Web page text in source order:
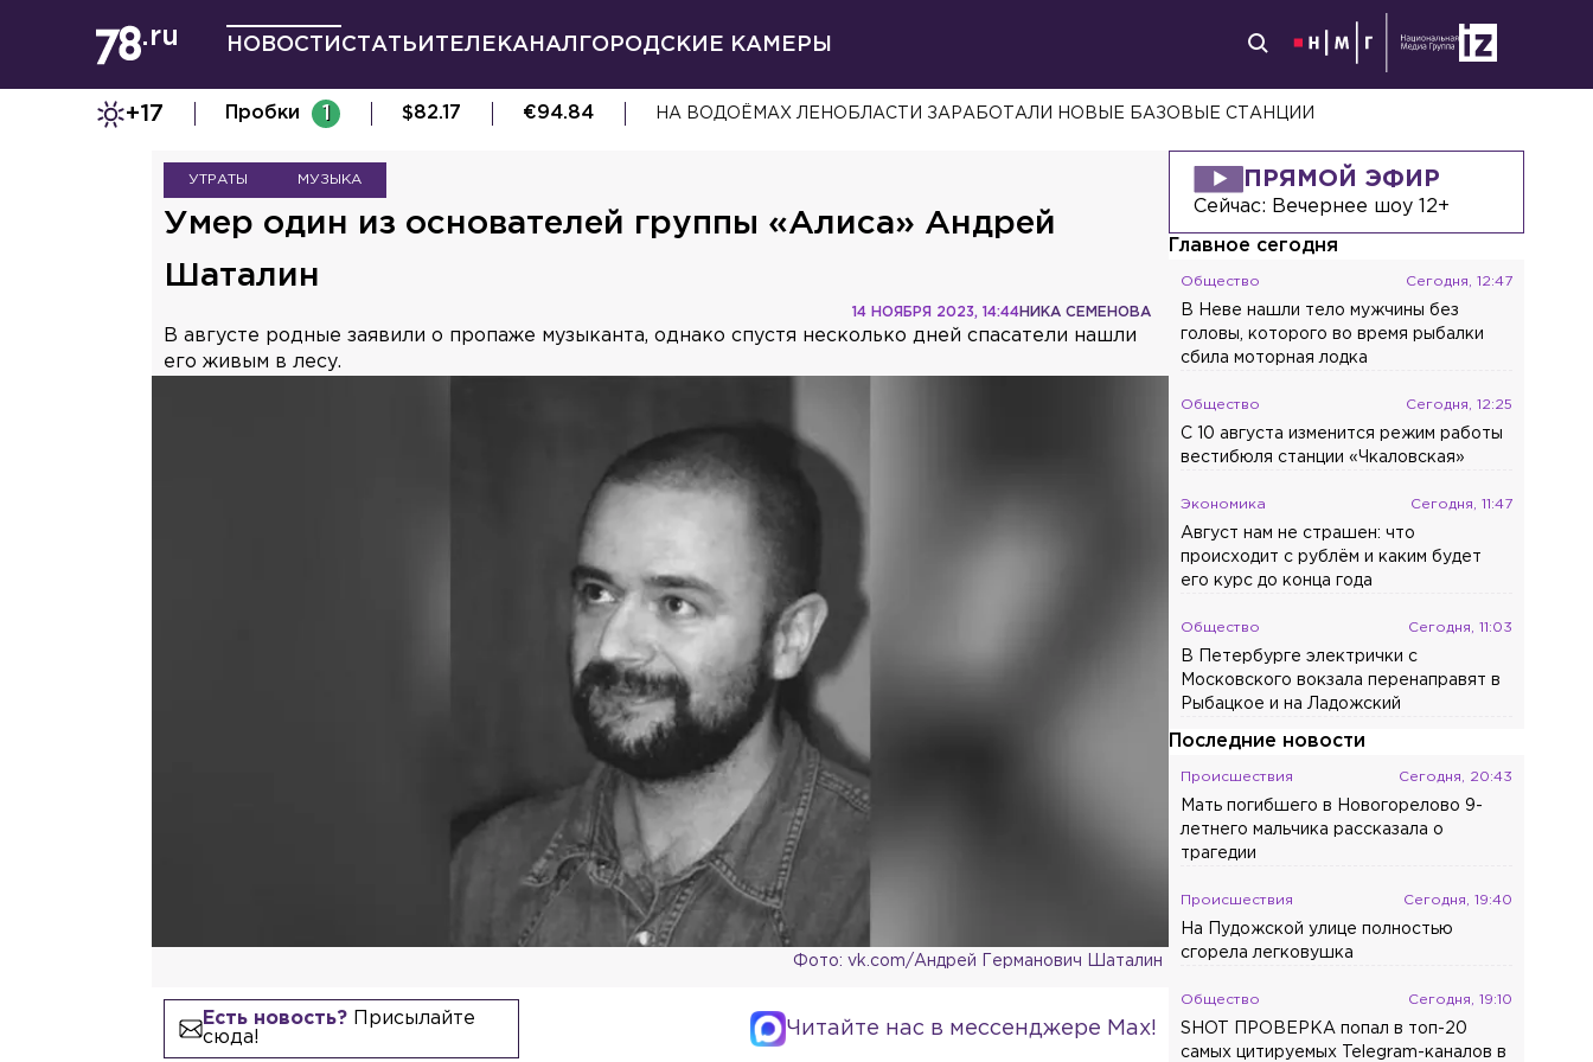
НОВОСТИ СТАТЬИ ТЕЛЕКАНАЛ ГОРОДСКИЕ КАМЕРЫ
+17 Пробки 1 $82.17 €94.84 НА ВОДОЁМАХ ЛЕНОБЛАСТИ ЗАРАБОТАЛИ НОВЫЕ БАЗОВЫЕ СТАНЦИИ
УТРАТЫ МУЗЫКА
Умер один из основателей группы «Алиса» Андрей
Шаталин
НИКА СЕМЕНОВА
14 НОЯБРЯ 2023, 14:44
В августе родные заявили о пропаже музыканта, однако спустя несколько дней спасатели нашли
его живым в лесу.
Фото: vk.com/Андрей Германович Шаталин
Есть новость?Присылайте
сюда!
Читайте нас в мессенджере Max!
ПРЯМОЙ ЭФИР
Сейчас: Вечернее шоу 12+
Главное сегодня
Общество Сегодня, 12:47
В Неве нашли тело мужчины без
головы, которого во время рыбалки
сбила моторная лодка
Общество Сегодня, 12:25
С 10 августа изменится режим работы
вестибюля станции «Чкаловская»
Экономика Сегодня, 11:47
Август нам не страшен: что
происходит с рублём и каким будет
его курс до конца года
Общество Сегодня, 11:03
В Петербурге электрички с
Московского вокзала перенаправят в
Рыбацкое и на Ладожский
Последние новости
Происшествия Сегодня, 20:43
Мать погибшего в Новогорелово 9-
летнего мальчика рассказала о
трагедии
Происшествия Сегодня, 19:40
На Пудожской улице полностью
сгорела легковушка
Общество Сегодня, 19:10
SHOT ПРОВЕРКА попал в топ-20
самых цитируемых Telegram-каналов в